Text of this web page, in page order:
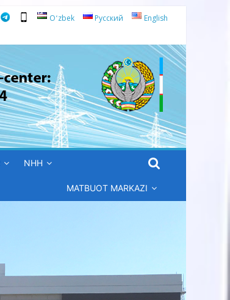
Oʻzbek Русский English
NHH
MATBUOT MARKAZI